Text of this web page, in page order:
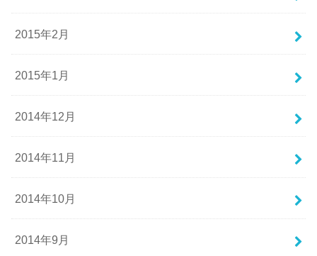
2015年2月
2015年1月
2014年12月
2014年11月
2014年10月
2014年9月